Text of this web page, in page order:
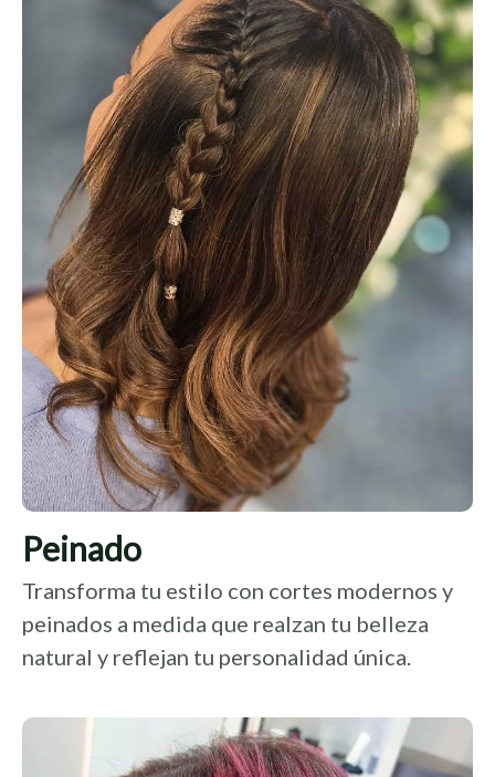
Peinado
Transforma tu estilo con cortes modernos y
peinados a medida que realzan tu belleza
natural y reflejan tu personalidad única.